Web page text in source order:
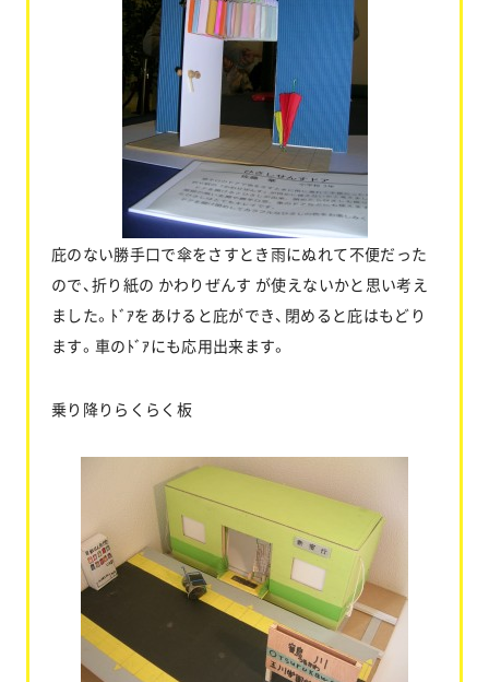
庇のない勝手口で傘をさすとき雨にぬれて不便だった
ので、折り紙の かわりぜんす が使えないかと思い考え
ました。ﾄﾞｱをあけると庇ができ、閉めると庇はもどり
ます。車のﾄﾞｱにも応用出来ます。
乗り降りらくらく板